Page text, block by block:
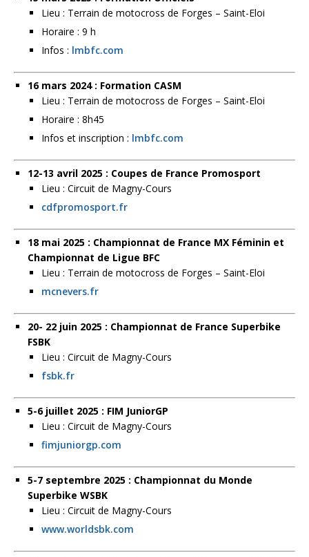
Lieu : Terrain de motocross de Forges – Saint-Eloi
Horaire : 9 h
Infos : lmbfc.com
16 mars 2024 : Formation CASM
Lieu : Terrain de motocross de Forges – Saint-Eloi
Horaire : 8h45
Infos et inscription : lmbfc.com
12-13 avril 2025 : Coupes de France Promosport
Lieu : Circuit de Magny-Cours
cdfpromosport.fr
18 mai 2025 : Championnat de France MX Féminin et
Championnat de Ligue BFC
Lieu : Terrain de motocross de Forges – Saint-Eloi
mcnevers.fr
20- 22 juin 2025 : Championnat de France Superbike
FSBK
Lieu : Circuit de Magny-Cours
fsbk.fr
5-6 juillet 2025 : FIM JuniorGP
Lieu : Circuit de Magny-Cours
fimjuniorgp.com
5-7 septembre 2025 : Championnat du Monde
Superbike WSBK
Lieu : Circuit de Magny-Cours
www.worldsbk.com